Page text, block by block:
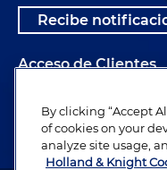
Recibe
Acceso de Clientes
Alumnos
By clicking “Accept
of cookies on your
analyze site usage,
Holland & Knight